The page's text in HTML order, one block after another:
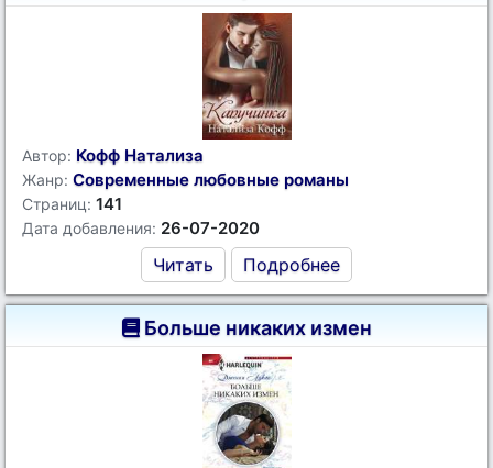
Автор: Кофф Натализа
Жанр: Современные любовные романы
Страниц: 141
Дата добавления: 26-07-2020
Читать Подробнее
Больше никаких измен